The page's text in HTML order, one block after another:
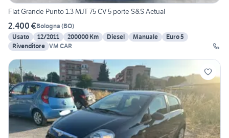
Fiat Grande Punto 1.3 MJT 75 CV 5 porte S&S Actual
2.400 €Bologna (BO)
Usato
12/2011 200000 Km Diesel Manuale
Euro 5
Rivenditore VM CAR